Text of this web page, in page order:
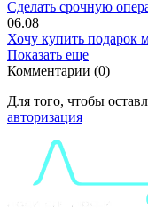
Сделать срочную
06.08
Хочу купить подарок
Показать еще
Комментарии (0)
Для того, чтобы
авторизация